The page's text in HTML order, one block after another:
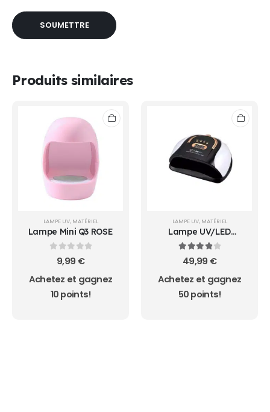
Produits similaires
LAMPE UV, MATÉRIEL
Lampe Mini Q3 ROSE
sur 5
9,99 €
Achetez et gagnez
10 points!
LAMPE UV, MATÉRIEL
Lampe UV/LED
Professionnelle C4 Plus
pour Ongles VSP & Gel |
Cosminty Réunion
4.00sur 5
49,99 €
Achetez et gagnez
50 points!